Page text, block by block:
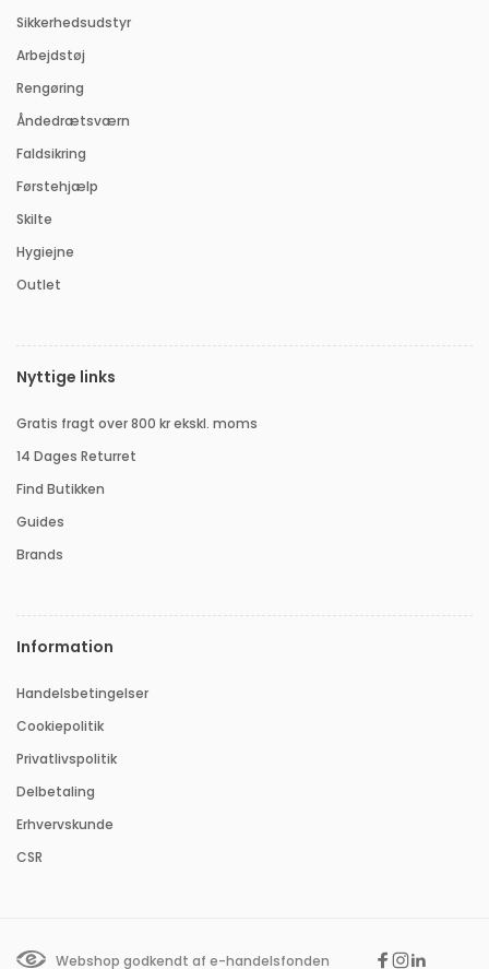
Sikkerhedsudstyr
Arbejdstøj
Rengøring
Åndedrætsværn
Faldsikring
Førstehjælp
Skilte
Hygiejne
Outlet
Nyttige links
Gratis fragt over 800 kr ekskl. moms
14 Dages Returret
Find Butikken
Guides
Brands
Information
Handelsbetingelser
Cookiepolitik
Privatlivspolitik
Delbetaling
Erhvervskunde
CSR
Webshop godkendt af e-handelsfonden